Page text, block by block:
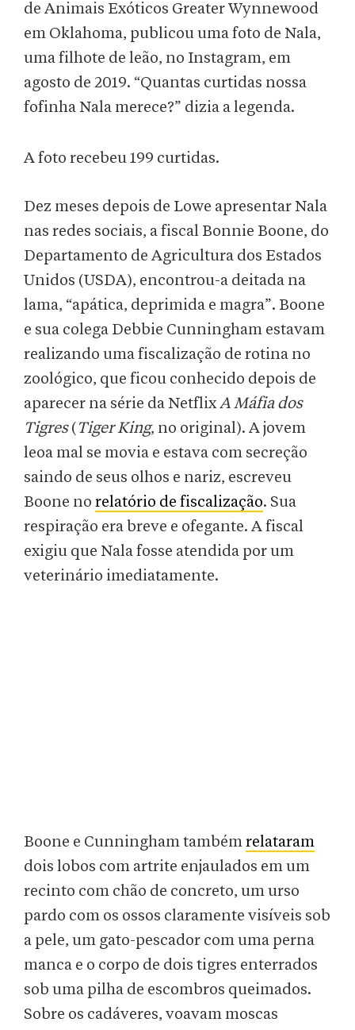
de Animais Exóticos Greater Wynnewood
em Oklahoma, publicou uma foto de Nala,
uma filhote de leão, no Instagram, em
agosto de 2019. “Quantas curtidas nossa
fofinha Nala merece?” dizia a legenda.
A foto recebeu 199 curtidas.
Dez meses depois de Lowe apresentar Nala
nas redes sociais, a fiscal Bonnie Boone, do
Departamento de Agricultura dos Estados
Unidos (USDA), encontrou-a deitada na
lama, “apática, deprimida e magra”. Boone
e sua colega Debbie Cunningham estavam
realizando uma fiscalização de rotina no
zoológico, que ficou conhecido depois de
aparecer na série da NetflixA Máfia dos
Tigres(Tiger King, no original). A jovem
leoa mal se movia e estava com secreção
saindo de seus olhos e nariz, escreveu
Boone no relatório de fiscalização. Sua
respiração era breve e ofegante. A fiscal
exigiu que Nala fosse atendida por um
veterinário imediatamente.
Boone e Cunningham tambémrelataram
dois lobos com artrite enjaulados em um
recinto com chão de concreto, um urso
pardo com os ossos claramente visíveis sob
a pele, um gato-pescador com uma perna
manca e o corpo de dois tigres enterrados
sob uma pilha de escombros queimados.
Sobre os cadáveres, voavam moscas